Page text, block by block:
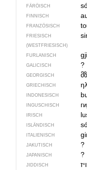
FÄRÖISCH
FINNISCH
FRANZÖSISCH
FRIESISCH
(WESTFRIESISCH)
FURLANISCH
GALICISCH ?
GEORGISCH
GRIECHISCH
INDONESISCH
INGUSCHISCH
IRISCH
ISLÄNDISCH
ITALIENISCH
JAKUTISCH ?
JAPANISCH ?
JIDDISCH